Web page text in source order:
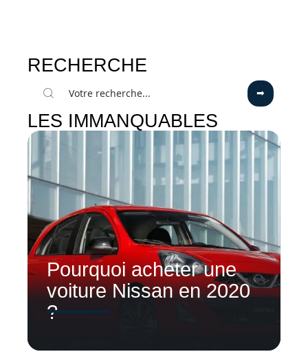
RECHERCHE
LES IMMANQUABLES
Pourquoi acheter une
voiture Nissan en 2020
?